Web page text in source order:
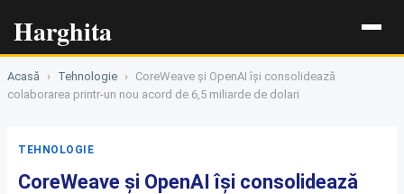
Harghita
Acasă › Tehnologie ›
CoreWeave și OpenAI își consolidează
colaborarea printr-un nou acord de 6,5 miliarde de dolari
TEHNOLOGIE
CoreWeave și OpenAI își consolidează